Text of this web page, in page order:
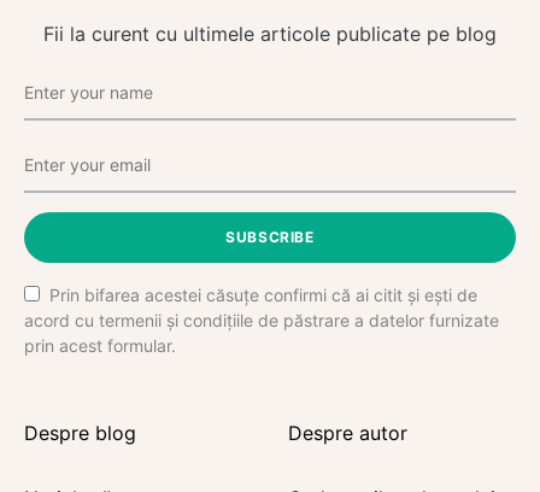
Fii la curent cu ultimele articole publicate pe blog
SUBSCRIBE
Prin bifarea acestei căsuțe confirmi că ai citit și ești de
acord cu termenii și condițiile de păstrare a datelor furnizate
prin acest formular.
Despre blog Despre autor